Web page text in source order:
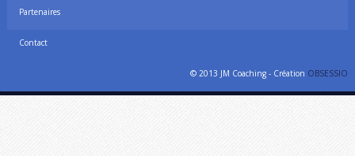
Partenaires
Contact
© 2013 JM Coaching - Création OBSESSIO